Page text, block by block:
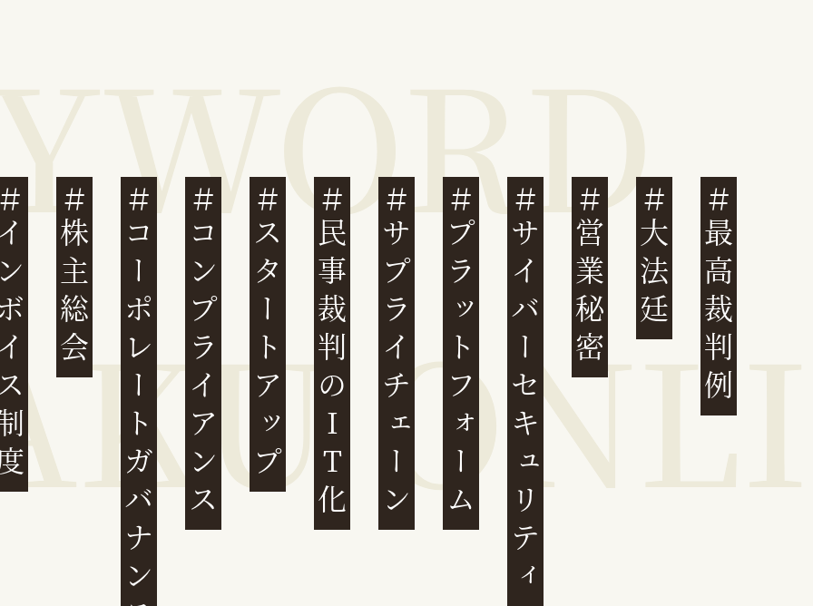
制度 株主総会 コーポレートガバナンスコンプライアンススタートアップ民事裁判のIT化サプライチェーンプラットフォームサイバーセキュリティ 営業秘密 大法廷 最高裁判例